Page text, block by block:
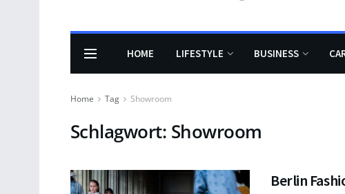
HOME LIFESTYLE BUSINESS
Home Tag Showroom
Schlagwort: Showroom
Berlin